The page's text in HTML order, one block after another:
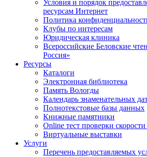
Условия и порядок
ресурсам Интернет
Политика
Клубы по интересам
Юридическая клиника
Всероссийские Беловские
Россия»
Ресурсы
Каталоги
Электронная библиотека
Память Вологды
Календарь знаменательных
Полнотекстовые базы данных
Книжные памятники
Online тест проверки
Виртуальные выставки
Услуги
Перечень предоставляемых